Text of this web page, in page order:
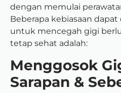
dengan memulai
Beberapa kebiasaan
untuk mencegah gigi
tetap sehat adalah:
Menggosok
Sarapan &